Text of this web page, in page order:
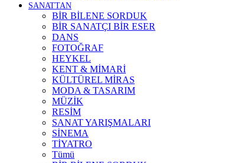
SANATTAN
BİR BİLENE SORDUK
BİR SANATÇI BİR ESER
DANS
FOTOĞRAF
HEYKEL
KENT & MİMARİ
KÜLTÜREL MİRAS
MODA & TASARIM
MÜZİK
RESİM
SANAT YARIŞMALARI
SİNEMA
TİYATRO
Tümü